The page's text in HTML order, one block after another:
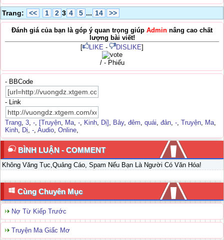
Trang: << 1 2 3 4 5 ... 14 >>
Đánh giá của bạn là góp ý quan trọng giúp Admin nâng cao chất
lượng bài viết!
[
LIKE - DISLIKE]
/ - Phiếu
- BBCode
- Link
Trang, 3, -, [Truyện, Ma, -, Kinh, Dị] , Bảy, đêm, quái, đản, -, Truyện, Ma,
Kinh, Dị, -, Audio, Online,
BÌNH LUẬN - COMMENT
Không Văng Tục,Quảng Cáo, Spam Nếu Bạn Là Người Có Văn Hóa!
Cùng Chuyên Mục
Nợ Từ Kiếp Trước
Truyện Ma Giấc Mơ